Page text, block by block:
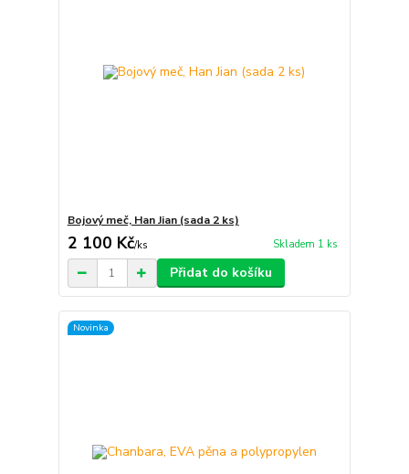
Bojový meč, Han Jian (sada 2 ks)
2 100 Kč/ks Skladem 1 ks
Přidat do košíku
Novinka